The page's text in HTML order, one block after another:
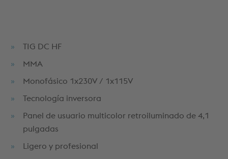
TIG DC HF
MMA
Monofásico 1x230V / 1x115V
Tecnología inversora
Panel de usuario multicolor retroiluminado de 4,1
pulgadas
Ligero y profesional